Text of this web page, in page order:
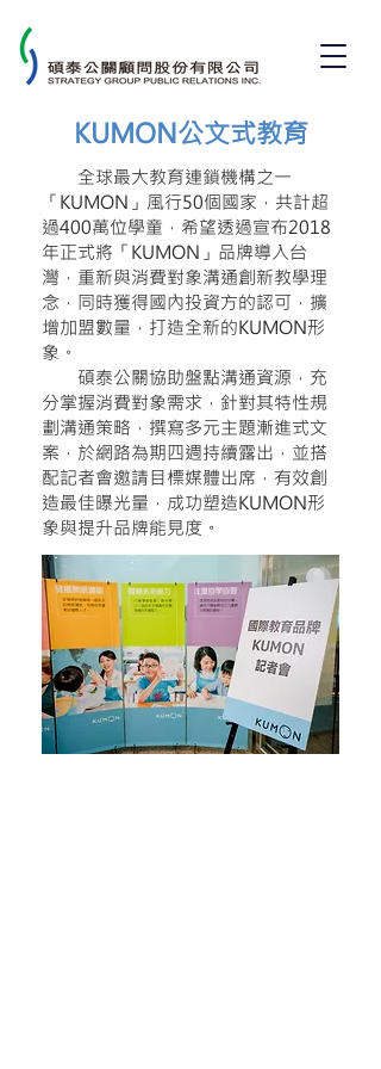
KUMON公文式教育
全球最大教育連鎖機構之一
「KUMON」風行50個國家，共計超
過400萬位學童，希望透過宣布2018
年正式將「KUMON」品牌導入台
灣，重新與消費對象溝通創新教學理
念，同時獲得國內投資方的認可，擴
增加盟數量，打造全新的KUMON形
象。
碩泰公關協助盤點溝通資源，充
分掌握消費對象需求，針對其特性規
劃溝通策略，撰寫多元主題漸進式文
案，於網路為期四週持續露出，並搭
配記者會邀請目標媒體出席，有效創
造最佳曝光量，成功塑造KUMON形
象與提升品牌能見度。